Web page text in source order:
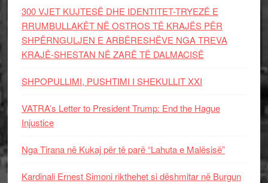
300 VJET KUJTESË DHE IDENTITET-TRYEZË E
RRUMBULLAKËT NË OSTROS TË KRAJËS PËR
SHPËRNGULJEN E ARBËRESHËVE NGA TREVA
KRAJË-SHESTAN NË ZARË TË DALMACISË
SHPOPULLIMI, PUSHTIMI I SHEKULLIT XXI
VATRA’s Letter to President Trump: End the Hague
Injustice
Nga Tirana në Kukaj për të parë “Lahuta e Malësisë”
Kardinali Ernest Simoni rikthehet si dëshmitar në Burgun